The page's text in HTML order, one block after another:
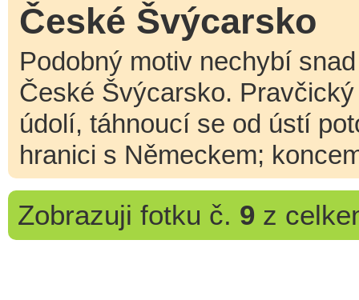
České Švýcarsko
Podobný motiv nechybí
České Švýcarsko.
údolí, táhnoucí se od ústí
hranici s Německem;
Zobrazuji fotku č. 9z